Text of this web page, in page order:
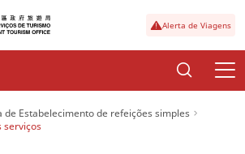
Alerta de Viagens
de Estabelecimento de refeições simples
serviços